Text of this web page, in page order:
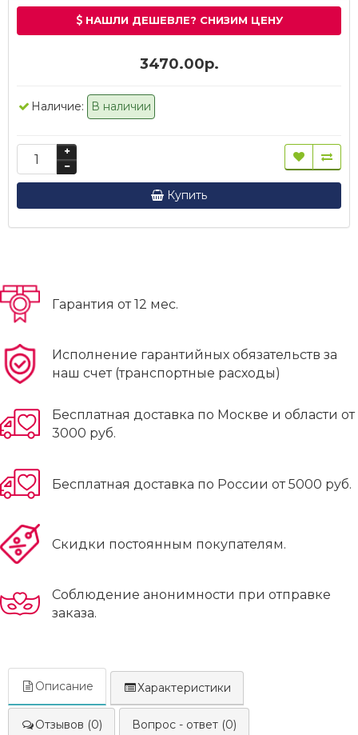
НАШЛИ ДЕШЕВЛЕ? СНИЗИМ ЦЕНУ
3470.00р.
Наличие: В наличии
Купить
Гарантия от 12 мес.
Исполнение гарантийных обязательств за
наш счет (транспортные расходы)
Бесплатная доставка по Москве и области от
3000 руб.
Бесплатная доставка по России от 5000 руб.
Скидки постоянным покупателям.
Соблюдение анонимности при отправке
заказа.
Описание Характеристики
Отзывов (0) Вопрос - ответ (0)